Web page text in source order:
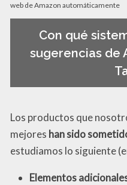
web de Amazon automáticamente
Con qué
sugerencias de
Los productos que
mejores han sido
estudiamos lo siguiente
Elementos